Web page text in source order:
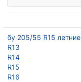
бу 205/55 R15 летние
R13
R14
R15
R16